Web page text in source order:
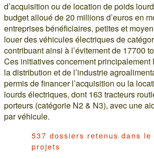
d’acquisition ou de location de poids
budget alloué de 20 millions d’euros en
entreprises bénéficiaires, petites et
louer des véhicules électriques de
contribuant ainsi à l’évitement de 17700
Ces initiatives concernent principalement
la distribution et de l’industrie
permis de financer l’acquisition ou la
lourds électriques, dont 163 tracteurs
porteurs (catégorie N2 & N3), avec une
par véhicule.
537 dossiers retenus dans le
projets